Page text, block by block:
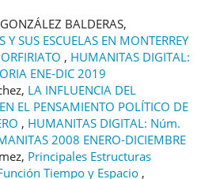
BALDERAS,
Y SUS ESCUELAS EN MONTERREY
, HUMANITAS DIGITAL:
ENE-DIC 2019
LA INFLUENCIA DEL
EL PENSAMIENTO POLÍTICO DE
, HUMANITAS DIGITAL: Núm.
2008 ENERO-DICIEMBRE
Principales Estructuras
Tiempo y Espacio ,